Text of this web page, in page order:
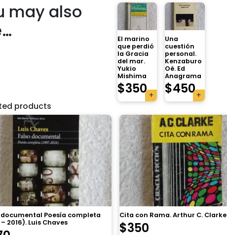
may also
El marino
que perdió
la Gracia
del mar.
Yukio
Mishima
$350
Una
cuestión
personal.
Kenzaburo
Oé. Ed
Anagrama
$450
products
documental Poesía completa
2016). Luis Chaves
Cita con Rama. Arthur C. Clarke
$350